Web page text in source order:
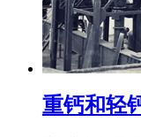
重钙和轻